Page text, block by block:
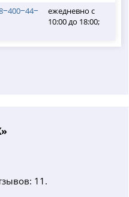
ежедневно с
10:00 до 18:00;
11.